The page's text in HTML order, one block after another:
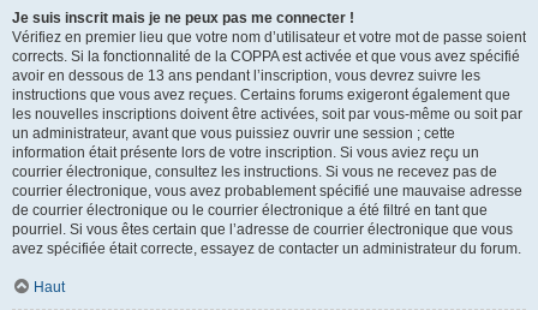
Je suis inscrit mais je ne peux pas me connecter !
Vérifiez en premier lieu que votre nom d’utilisateur et votre mot de passe soient
corrects. Si la fonctionnalité de la COPPA est activée et que vous avez spécifié
avoir en dessous de 13 ans pendant l’inscription, vous devrez suivre les
instructions que vous avez reçues. Certains forums exigeront également que
les nouvelles inscriptions doivent être activées, soit par vous-même ou soit par
un administrateur, avant que vous puissiez ouvrir une session ; cette
information était présente lors de votre inscription. Si vous aviez reçu un
courrier électronique, consultez les instructions. Si vous ne recevez pas de
courrier électronique, vous avez probablement spécifié une mauvaise adresse
de courrier électronique ou le courrier électronique a été filtré en tant que
pourriel. Si vous êtes certain que l’adresse de courrier électronique que vous
avez spécifiée était correcte, essayez de contacter un administrateur du forum.
Haut